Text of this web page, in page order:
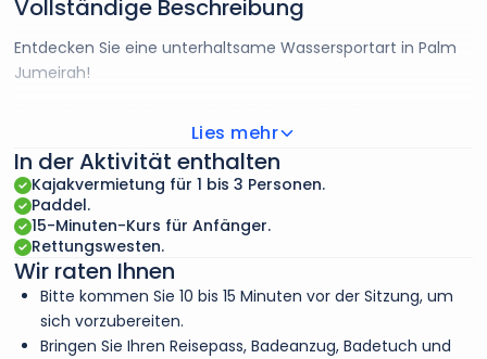
Vollständige Beschreibung
Entdecken Sie eine unterhaltsame Wassersportart in Palm
Jumeirah!
blendenden Wasser aus in einem 3-Sitzer-Kajak.
Mieten Sie für sich und Ihre beiden Begleiter für eine Stunde
ein Kajak und stürzen Sie sich in Ihr eigenes Abenteuer,
während Sie einen atemberaubenden Blick über die Dächer
von Dubai und Palm Jumeirah genießen.
Sind Sie bereit für diese einzigartige Erfahrung?
Ob Sie Anfänger oder erfahrener Kajakfahrer sind, diese
Aktivität ist für jeden geeignet.
Lies mehr
In der Aktivität enthalten
Kajakvermietung für 1 bis 3 Personen.
Paddel.
15-Minuten-Kurs für Anfänger.
Rettungswesten.
Wir raten Ihnen
Bitte kommen Sie 10 bis 15 Minuten vor der Sitzung, um
sich vorzubereiten.
Bringen Sie Ihren Reisepass, Badeanzug, Badetuch und